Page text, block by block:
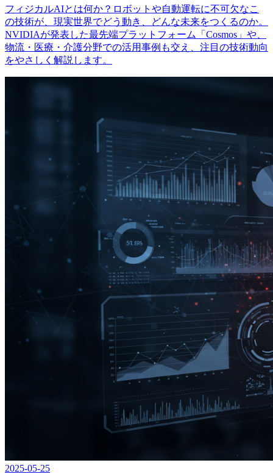
フィジカルAIとは何か？ロボットや自動運転に不可欠なこ
の技術が、現実世界でどう動き、どんな未来をつくるのか。
NVIDIAが発表した最先端プラットフォーム「Cosmos」や、
物流・医療・介護分野での活用事例も交え、注目の技術動向
をやさしく解説します。
2025-05-25